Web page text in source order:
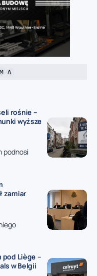
A
rośnie –
wyższe
podnosi
zamiar
Liège –
w Belgii